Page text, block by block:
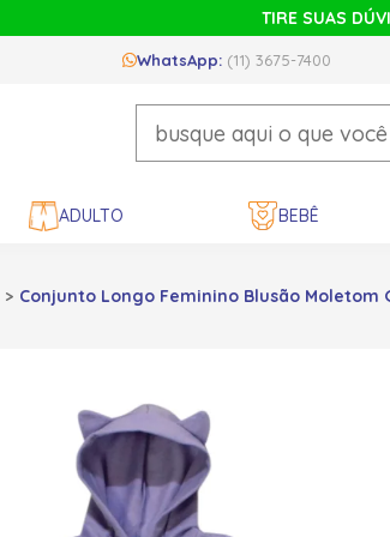
TIRE SUAS
WhatsApp: (11) 3675-7400
ADULTO BEBÊ
Conjunto Longo Feminino Blusão Moletom